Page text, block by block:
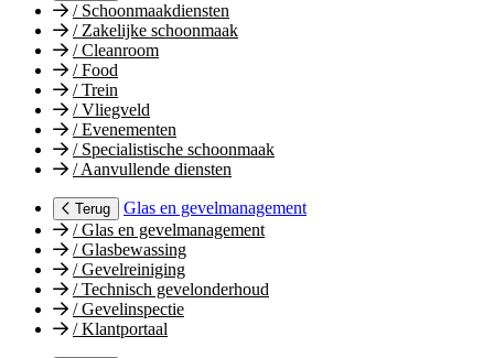
/Schoonmaakdiensten
/Zakelijke schoonmaak
/Cleanroom
/Food
/Trein
/Vliegveld
/Evenementen
/Specialistische schoonmaak
/Aanvullende diensten
Terug
Glas en gevelmanagement
/Glas en gevelmanagement
/Glasbewassing
/Gevelreiniging
/Technisch gevelonderhoud
/Gevelinspectie
/Klantportaal